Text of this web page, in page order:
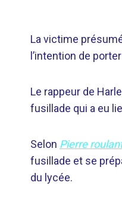
La victime
l’intention de
Le rappeur de
fusillade qui a eu
Selon Pierre
fusillade et se
du lycée.